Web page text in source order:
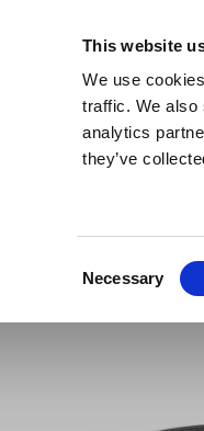
This website
We use
traffic. We also
analytics
they’ve
Necessary
- Køkkenudstyr til